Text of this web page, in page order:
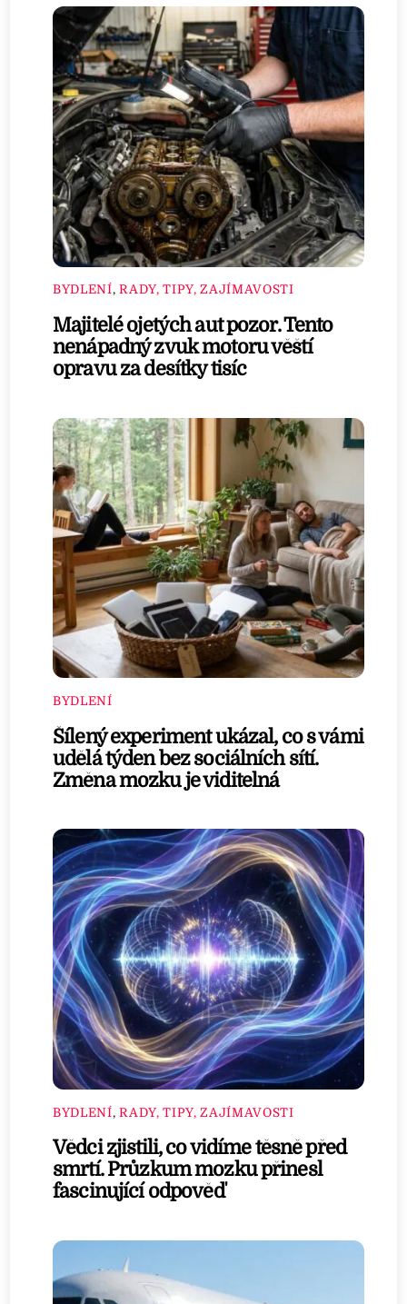
BYDLENÍ,RADY, TIPY, ZAJÍMAVOSTI
Majitelé ojetých aut pozor. Tento
nenápadný zvuk motoru věští
opravu za desítky tisíc
BYDLENÍ
Šílený experiment ukázal, co s vámi
udělá týden bez sociálních sítí.
Změna mozku je viditelná
BYDLENÍ,RADY, TIPY, ZAJÍMAVOSTI
Vědci zjistili, co vidíme těsně před
smrtí. Průzkum mozku přinesl
fascinující odpověď